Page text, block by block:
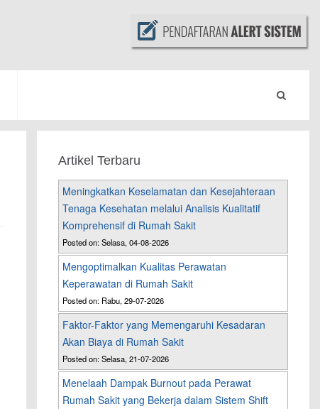
Artikel Terbaru
Meningkatkan Keselamatan dan Kesejahteraan
Tenaga Kesehatan melalui Analisis Kualitatif
Komprehensif di Rumah Sakit
Posted on: Selasa, 04-08-2026
Mengoptimalkan Kualitas Perawatan
Keperawatan di Rumah Sakit
Posted on: Rabu, 29-07-2026
Faktor-Faktor yang Memengaruhi Kesadaran
Akan Biaya di Rumah Sakit
Posted on: Selasa, 21-07-2026
Menelaah Dampak Burnout pada Perawat
Rumah Sakit yang Bekerja dalam Sistem Shift